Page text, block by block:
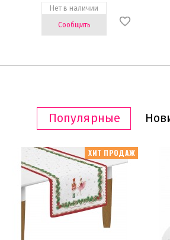
Нет в наличии
Сообщить
Популярные
ХИТ ПРОДАЖ